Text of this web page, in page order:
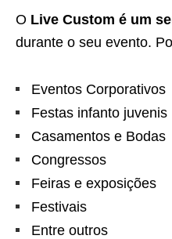
O Live Custom é um
durante o seu evento.
Eventos Corporativos
Festas infanto juvenis
Casamentos e Bodas
Congressos
Feiras e exposições
Festivais
Entre outros